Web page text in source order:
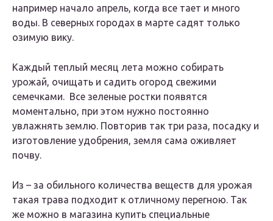
например начало апрель, когда все тает и много
воды. В северных городах в марте садят только
озимую вику.
Каждый теплый месяц лета можно собирать
урожай, очищать и садить огород свежими
семечками. Все зеленые ростки появятся
моментально, при этом нужно постоянно
увлажнять землю. Повторив так три раза, посадку и
изготовление удобрения, земля сама оживляет
почву.
Из – за обильного количества веществ для урожая
такая трава подходит к отличному перегною. Так
же можно в магазина купить специальные